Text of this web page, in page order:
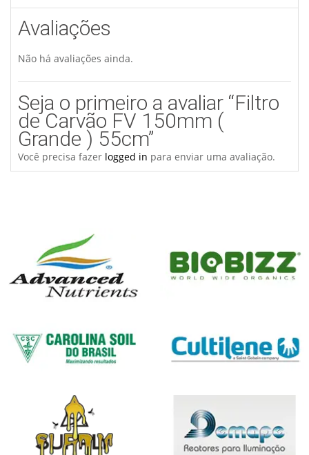
Avaliações
Não há avaliações ainda.
Seja o primeiro a avaliar “Filtro
de Carvão FV 150mm (
Grande ) 55cm”
Você precisa fazer logged in para enviar uma avaliação.